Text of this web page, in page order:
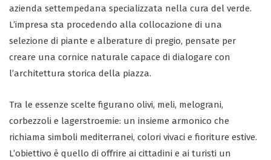
azienda settempedana specializzata nella cura del verde.
L’impresa sta procedendo alla collocazione di una
selezione di piante e alberature di pregio, pensate per
creare una cornice naturale capace di dialogare con
l’architettura storica della piazza.
Tra le essenze scelte figurano olivi, meli, melograni,
corbezzoli e lagerstroemie: un insieme armonico che
richiama simboli mediterranei, colori vivaci e fioriture estive.
L’obiettivo è quello di offrire ai cittadini e ai turisti un